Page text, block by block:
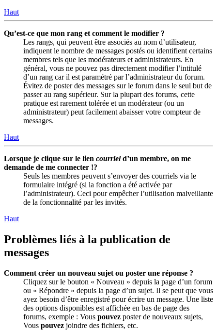
Haut
Qu’est-ce que mon rang et comment le modifier ?
Les rangs, qui peuvent être associés au nom d’utilisateur,
indiquent le nombre de messages postés ou identifient certains
membres tels que les modérateurs et administrateurs. En
général, vous ne pouvez pas directement modifier l’intitulé
d’un rang car il est paramétré par l’administrateur du forum.
Évitez de poster des messages sur le forum dans le seul but de
passer au rang supérieur. Sur la plupart des forums, cette
pratique est rarement tolérée et un modérateur (ou un
administrateur) peut facilement abaisser votre compteur de
messages.
Haut
Lorsque je clique sur le lien courrield’un membre, on me
demande de me connecter !?
Seuls les membres peuvent s’envoyer des courriels via le
formulaire intégré (si la fonction a été activée par
l’administrateur). Ceci pour empêcher l’utilisation malveillante
de la fonctionnalité par les invités.
Haut
Problèmes liés à la publication de
messages
Comment créer un nouveau sujet ou poster une réponse ?
Cliquez sur le bouton « Nouveau » depuis la page d’un forum
ou « Répondre » depuis la page d’un sujet. Il se peut que vous
ayez besoin d’être enregistré pour écrire un message. Une liste
des options disponibles est affichée en bas de page des
forums, exemple : Vous pouvez poster de nouveaux sujets,
Vous pouvez joindre des fichiers, etc.